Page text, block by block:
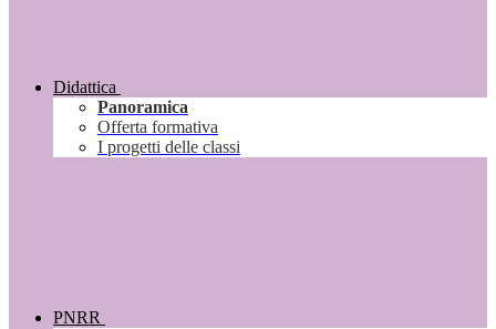
Didattica
Panoramica
Offerta formativa
I progetti delle classi
PNRR